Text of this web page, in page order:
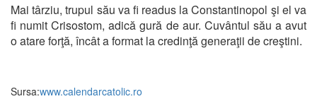
Mai târziu, trupul său va fi readus la Constantinopol şi el va
fi numit Crisostom, adică gură de aur. Cuvântul său a avut
o atare forţă, încât a format la credinţă generaţii de creştini.
Sursa:www.calendarcatolic.ro